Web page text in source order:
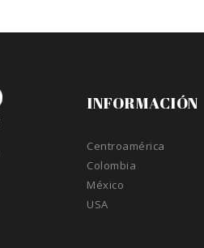
INFORMACIÓN
Centroamérica
Colombia
México
USA